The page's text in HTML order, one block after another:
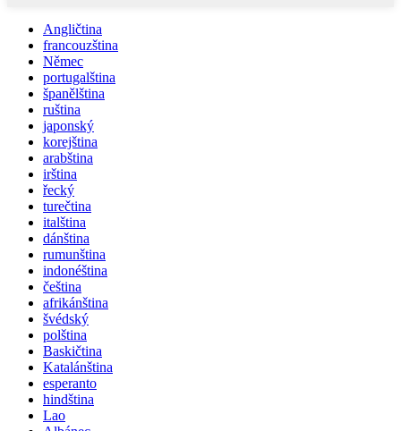
Angličtina
francouzština
Němec
portugalština
španělština
ruština
japonský
korejština
arabština
irština
řecký
turečtina
italština
dánština
rumunština
indonéština
čeština
afrikánština
švédský
polština
Baskičtina
Katalánština
esperanto
hindština
Lao